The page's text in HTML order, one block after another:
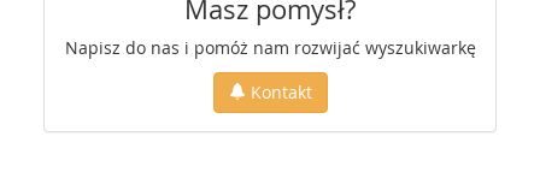
Masz pomysł?
Napisz do nas i pomóż nam rozwijać wyszukiwarkę
Kontakt